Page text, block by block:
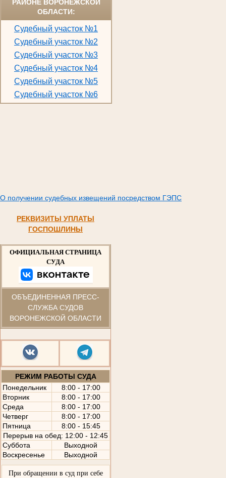
РАЙОНЕ ВОРОНЕЖСКОЙ
ОБЛАСТИ:
Судебный участок №1
Судебный участок №2
Судебный участок №3
Судебный участок №4
Судебный участок №5
Судебный участок №6
О получении судебных извещений посредством ГЭПС
РЕКВИЗИТЫ УПЛАТЫ
ГОСПОШЛИНЫ
ОФИЦИАЛЬНАЯ СТРАНИЦА
СУДА
ОБЪЕДИНЕННАЯ ПРЕСС-
СЛУЖБА СУДОВ
ВОРОНЕЖСКОЙ ОБЛАСТИ
РЕЖИМ РАБОТЫ СУДА
Понедельник
8:00 - 17:00
Вторник
8:00 - 17:00
Среда
8:00 - 17:00
Четверг
8:00 - 17:00
Пятница
8:00 - 15:45
Перерыв на обед: 12:00 - 12:45
Суббота
Выходной
Воскресенье
Выходной
При обращении в суд при себе